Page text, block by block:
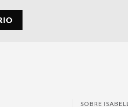
SOBRE